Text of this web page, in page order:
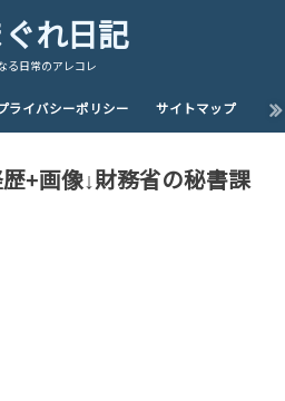
れ日記
る日常のアレコレ
ライバシーポリシー サイトマップ
歴+画像↓財務省の秘書課